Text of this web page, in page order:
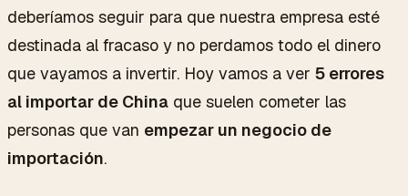
deberíamos seguir para que nuestra empresa esté
destinada al fracaso y no perdamos todo el dinero
que vayamos a invertir. Hoy vamos a ver 5 errores
al importar de China que suelen cometer las
personas que van empezar un negocio de
importación.